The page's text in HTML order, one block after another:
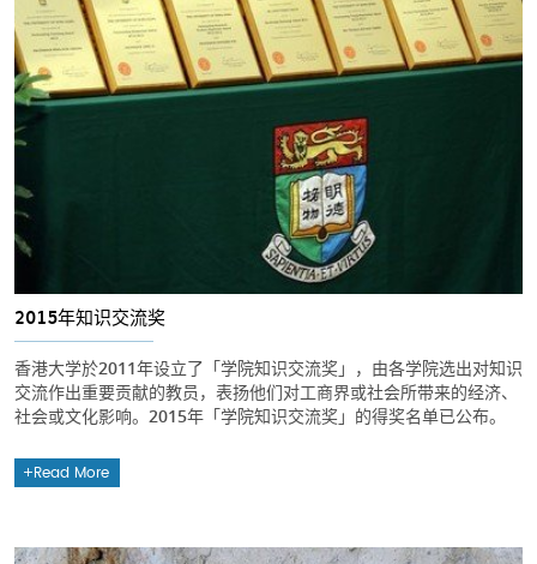
2015年知识交流奖
香港大学於2011年设立了「学院知识交流奖」，由各学院选出对知识
交流作出重要贡献的教员，表扬他们对工商界或社会所带来的经济、
社会或文化影响。2015年「学院知识交流奖」的得奖名单已公布。
Read More